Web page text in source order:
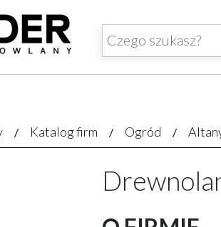
Katalog firm Ogród